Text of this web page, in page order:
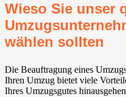
Wieso Sie unser
wählen sollten
Die Beauftragung eines
Ihren Umzug bietet viele
Ihres Umzugsgutes